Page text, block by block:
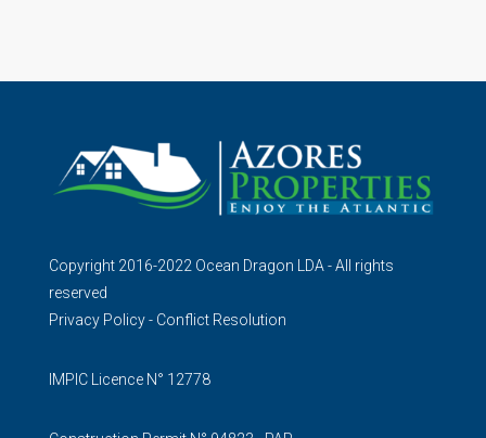
Copyright 2016-2022 Ocean Dragon LDA - All rights
reserved
Privacy Policy- Conflict Resolution
IMPIC Licence N° 12778